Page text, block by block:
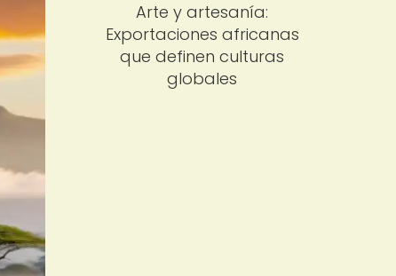
Arte y artesanía:
Exportaciones africanas
que definen culturas
globales